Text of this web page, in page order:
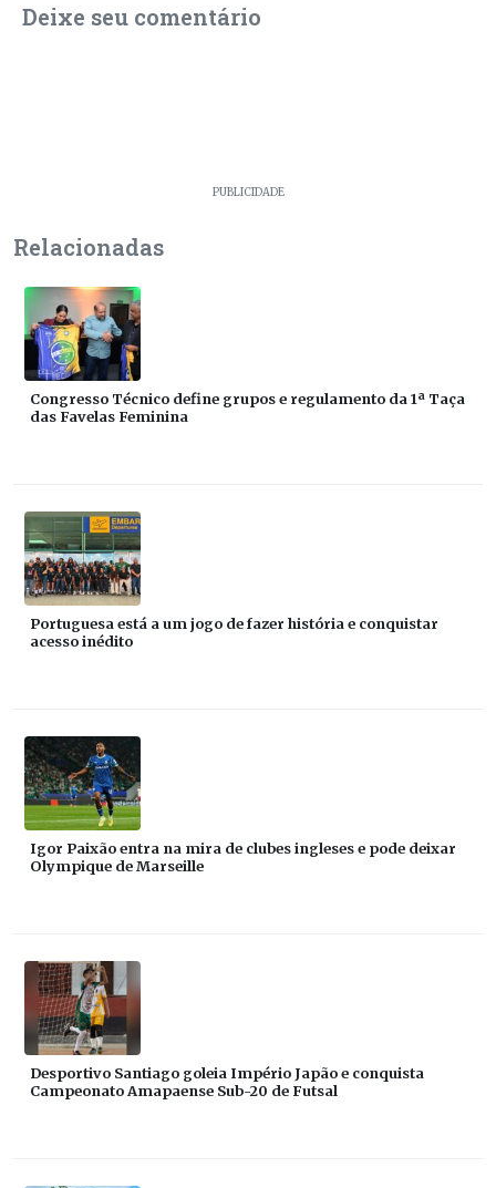
Deixe seu comentário
PUBLICIDADE
Relacionadas
Congresso Técnico define grupos e regulamento da 1ª Taça
das Favelas Feminina
Portuguesa está a um jogo de fazer história e conquistar
acesso inédito
Igor Paixão entra na mira de clubes ingleses e pode deixar
Olympique de Marseille
Desportivo Santiago goleia Império Japão e conquista
Campeonato Amapaense Sub-20 de Futsal